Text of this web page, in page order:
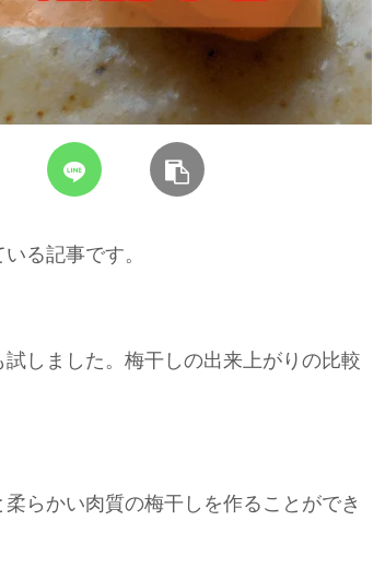
る記事です。
しました。梅干しの出来上がりの比較
らかい肉質の梅干しを作ることができ